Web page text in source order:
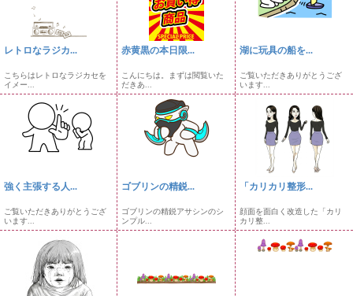
レトロなラジカ...
こちらはレトロなラジカセを
イメー...
赤黄黒の本日限...
こんにちは。まずは閲覧いた
だきあ...
湖に玩具の船を...
ご覧いただきありがとうござ
います...
強く主張する人...
ご覧いただきありがとうござ
います...
ゴブリンの精鋭...
ゴブリンの精鋭アサシンのシ
ンプル...
「カリカリ整形...
顔面を面白く改造した「カリ
カリ整...